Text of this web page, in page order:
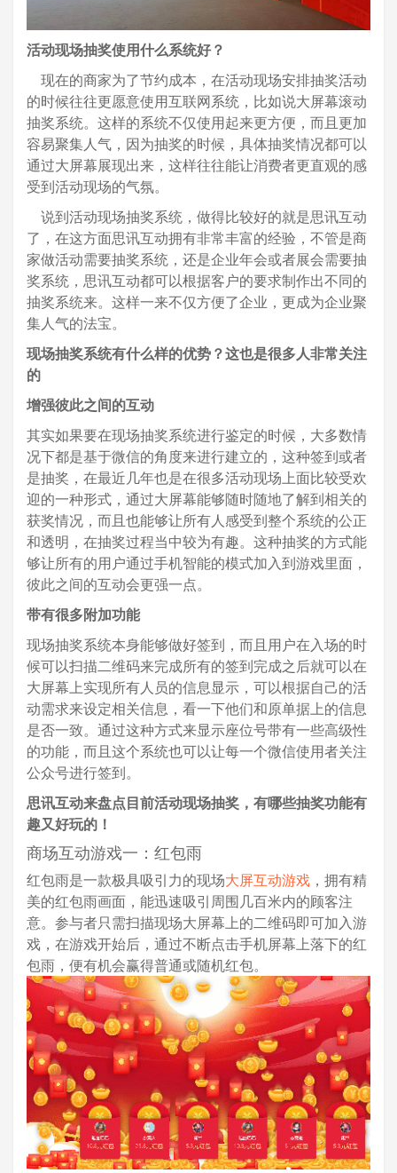
活动现场抽奖使用什么系统好？
现在的商家为了节约成本，在活动现场安排抽奖活动
的时候往往更愿意使用互联网系统，比如说大屏幕滚动
抽奖系统。这样的系统不仅使用起来更方便，而且更加
容易聚集人气，因为抽奖的时候，具体抽奖情况都可以
通过大屏幕展现出来，这样往往能让消费者更直观的感
受到活动现场的气氛。
说到活动现场抽奖系统，做得比较好的就是思讯互动
了，在这方面思讯互动拥有非常丰富的经验，不管是商
家做活动需要抽奖系统，还是企业年会或者展会需要抽
奖系统，思讯互动都可以根据客户的要求制作出不同的
抽奖系统来。这样一来不仅方便了企业，更成为企业聚
集人气的法宝。
现场抽奖系统有什么样的优势？这也是很多人非常关注
的
增强彼此之间的互动
其实如果要在现场抽奖系统进行鉴定的时候，大多数情
况下都是基于微信的角度来进行建立的，这种签到或者
是抽奖，在最近几年也是在很多活动现场上面比较受欢
迎的一种形式，通过大屏幕能够随时随地了解到相关的
获奖情况，而且也能够让所有人感受到整个系统的公正
和透明，在抽奖过程当中较为有趣。这种抽奖的方式能
够让所有的用户通过手机智能的模式加入到游戏里面，
彼此之间的互动会更强一点。
带有很多附加功能
现场抽奖系统本身能够做好签到，而且用户在入场的时
候可以扫描二维码来完成所有的签到完成之后就可以在
大屏幕上实现所有人员的信息显示，可以根据自己的活
动需求来设定相关信息，看一下他们和原单据上的信息
是否一致。通过这种方式来显示座位号带有一些高级性
的功能，而且这个系统也可以让每一个微信使用者关注
公众号进行签到。
思讯互动来盘点目前活动现场抽奖，有哪些抽奖功能有
趣又好玩的！
商场互动游戏一：红包雨
红包雨是一款极具吸引力的现场大屏互动游戏 ，拥有精
美的红包雨画面，能迅速吸引周围几百米内的顾客注
意。参与者只需扫描现场大屏幕上的二维码即可加入游
戏，在游戏开始后，通过不断点击手机屏幕上落下的红
包雨，便有机会赢得普通或随机红包。